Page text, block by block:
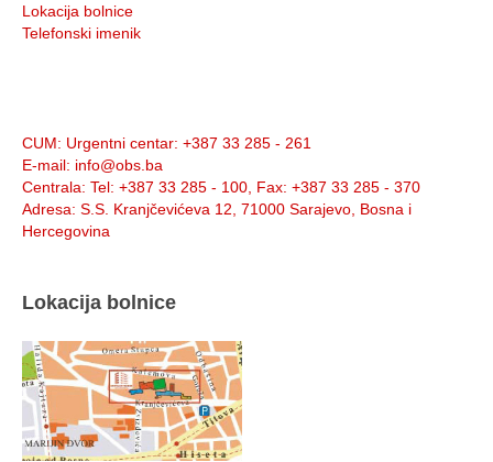
Lokacija bolnice
Telefonski imenik
CUM: Urgentni centar: +387 33 285 - 261
E-mail: info@obs.ba
Centrala: Tel: +387 33 285 - 100, Fax: +387 33 285 - 370
Adresa: S.S. Kranjčevićeva 12, 71000 Sarajevo, Bosna i
Hercegovina
Lokacija bolnice